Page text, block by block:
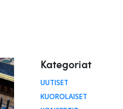
Kategoriat
UUTISET
KUOROLAISET